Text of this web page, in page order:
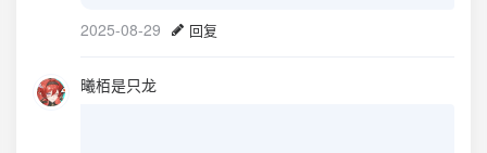
2025-08-29 回复
曦栢是只龙